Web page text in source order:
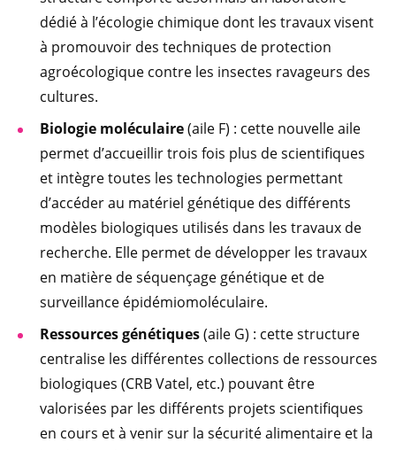
dédié à l’écologie chimique dont les travaux visent
à promouvoir des techniques de protection
agroécologique contre les insectes ravageurs des
cultures.
Biologie moléculaire(aile F) : cette nouvelle aile
permet d’accueillir trois fois plus de scientifiques
et intègre toutes les technologies permettant
d’accéder au matériel génétique des différents
modèles biologiques utilisés dans les travaux de
recherche. Elle permet de développer les travaux
en matière de séquençage génétique et de
surveillance épidémiomoléculaire.
Ressources génétiques(aile G) : cette structure
centralise les différentes collections de ressources
biologiques (CRB Vatel, etc.) pouvant être
valorisées par les différents projets scientifiques
en cours et à venir sur la sécurité alimentaire et la